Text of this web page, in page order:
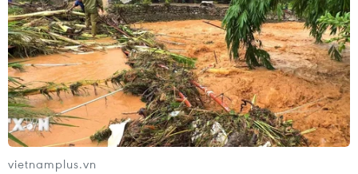
#Quốc hội Đức
#Đảng Dân chủ Xã hội Đức
#CDU/CSU
#Thăm dò dư luận Đức
vietnamplus.vn